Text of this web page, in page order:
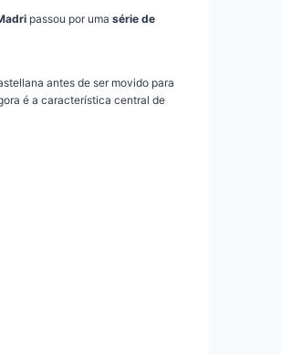
passou por uma série de
antes de ser movido para
é a característica central de